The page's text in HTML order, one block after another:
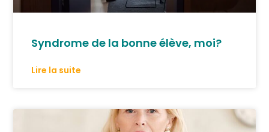
Syndrome de la bonne élève, moi?
Lire la suite